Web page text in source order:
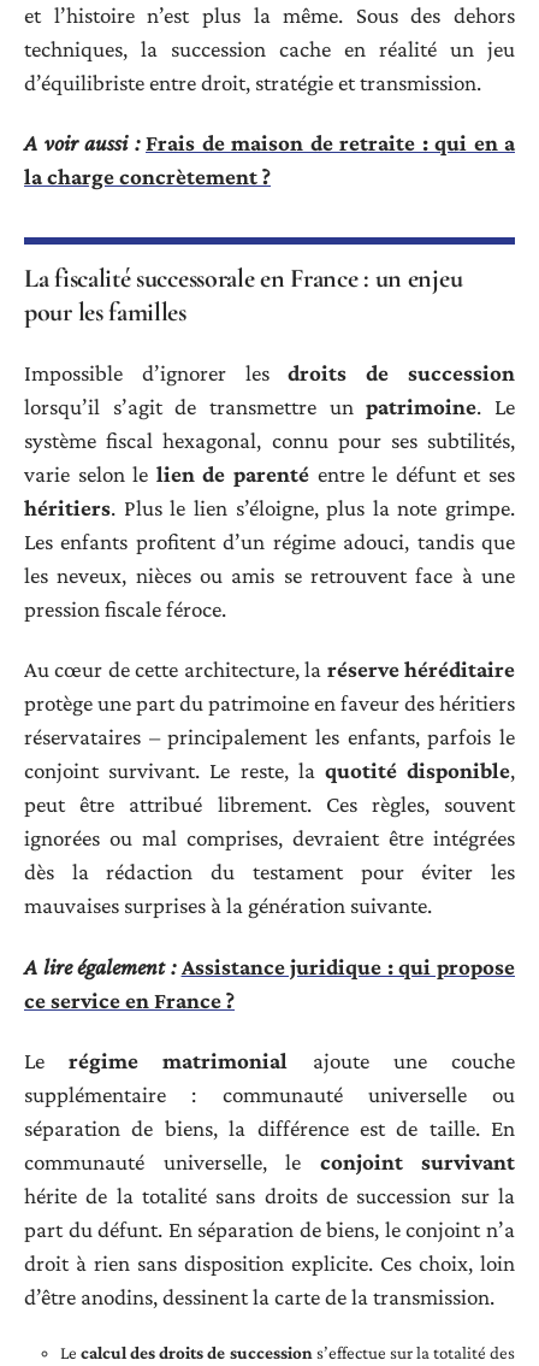
et l’histoire n’est plus la même. Sous des dehors
techniques, la succession cache en réalité un jeu
d’équilibriste entre droit, stratégie et transmission.
A voir aussi : Frais de maison de retraite : qui en a
la charge concrètement ?
La fiscalité successorale en France : un enjeu
pour les familles
Impossible d’ignorer lesdroits de succession
lorsqu’il s’agit de transmettre unpatrimoine. Le
système fiscal hexagonal, connu pour ses subtilités,
varie selon le lien de parenté entre le défunt et ses
héritiers. Plus le lien s’éloigne, plus la note grimpe.
Les enfants profitent d’un régime adouci, tandis que
les neveux, nièces ou amis se retrouvent face à une
pression fiscale féroce.
Au cœur de cette architecture, la réserve héréditaire
protège une part du patrimoine en faveur des héritiers
réservataires – principalement les enfants, parfois le
conjoint survivant. Le reste, la quotité disponible,
peut être attribué librement. Ces règles, souvent
ignorées ou mal comprises, devraient être intégrées
dès la rédaction du testament pour éviter les
mauvaises surprises à la génération suivante.
A lire également : Assistance juridique : qui propose
ce service en France ?
Lerégime matrimonial ajoute une couche
supplémentaire : communauté universelle ou
séparation de biens, la différence est de taille. En
communauté universelle, le conjoint survivant
hérite de la totalité sans droits de succession sur la
part du défunt. En séparation de biens, le conjoint n’a
droit à rien sans disposition explicite. Ces choix, loin
d’être anodins, dessinent la carte de la transmission.
Lecalcul des droits de succession s’effectue sur la totalité des